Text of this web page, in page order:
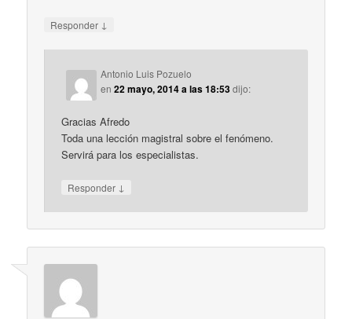
Responder ↓
Antonio Luis Pozuelo
en22 mayo, 2014 a las 18:53dijo:
Gracias Afredo
Toda una lección magistral sobre el fenómeno.
Servirá para los especialistas.
Responder ↓